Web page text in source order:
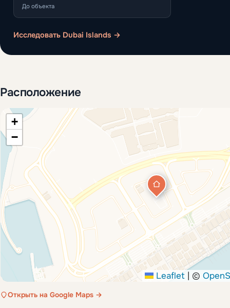
До объекта
Исследовать Dubai Islands →
Расположение
+
−
Leaflet | ©
Открыть на Google Maps →